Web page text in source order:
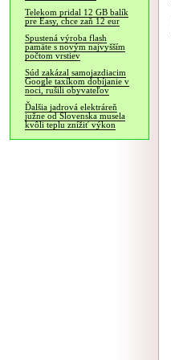
Telekom pridal 12 GB balík
pre Easy, chce zaň 12 eur
Spustená výroba flash
pamäte s novým najvyšším
počtom vrstiev
Súd zakázal samojazdiacim
Google taxíkom dobíjanie v
noci, rušili obyvateľov
Ďalšia jadrová elektráreň
južne od Slovenska musela
kvôli teplu znížiť výkon